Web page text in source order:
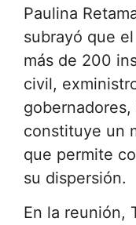
Paulina
subrayó que
más de 200
civil,
constituye un
que permite
su dispersión.
En la reunión,